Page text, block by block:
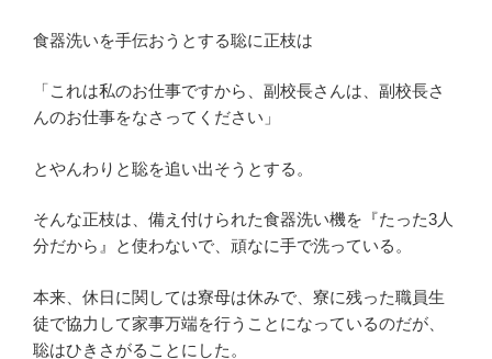
食器洗いを手伝おうとする聡に正枝は
「これは私のお仕事ですから、副校長さんは、副校長さ
んのお仕事をなさってください」
とやんわりと聡を追い出そうとする。
そんな正枝は、備え付けられた食器洗い機を『たった3人
分だから』と使わないで、頑なに手で洗っている。
本来、休日に関しては寮母は休みで、寮に残った職員生
徒で協力して家事万端を行うことになっているのだが、
聡はひきさがることにした。